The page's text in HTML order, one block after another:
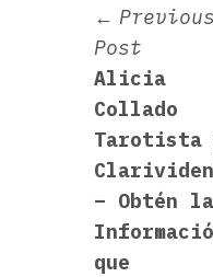
de
Previous
Post
post:
Alicia
Collado
Tarotista
– Obtén la
que